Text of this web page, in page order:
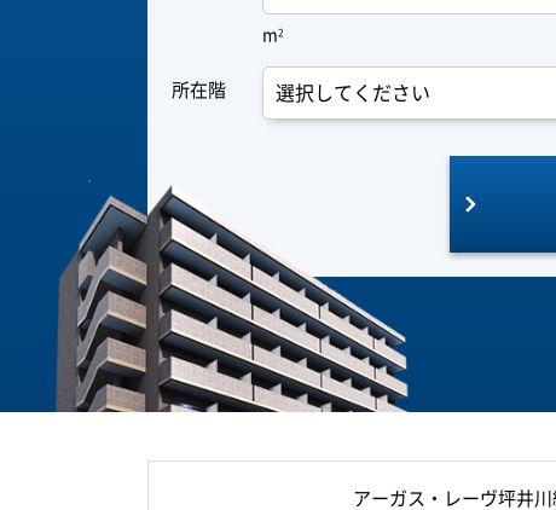
m2
所在階
アーガス・レーヴ坪井川